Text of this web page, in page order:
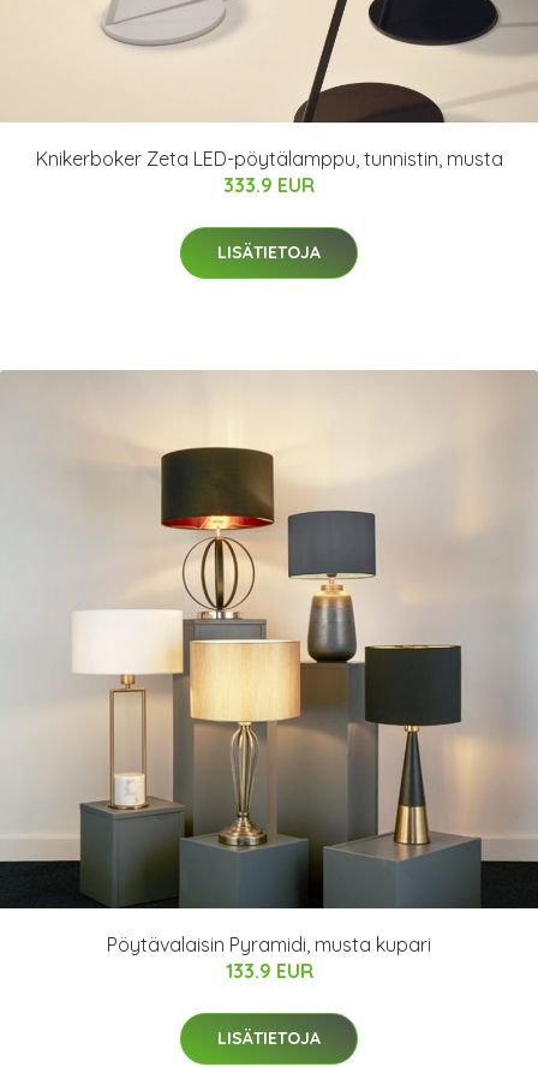
Knikerboker Zeta LED-pöytälamppu, tunnistin, musta
333.9 EUR
LISÄTIETOJA
Pöytävalaisin Pyramidi, musta kupari
133.9 EUR
LISÄTIETOJA